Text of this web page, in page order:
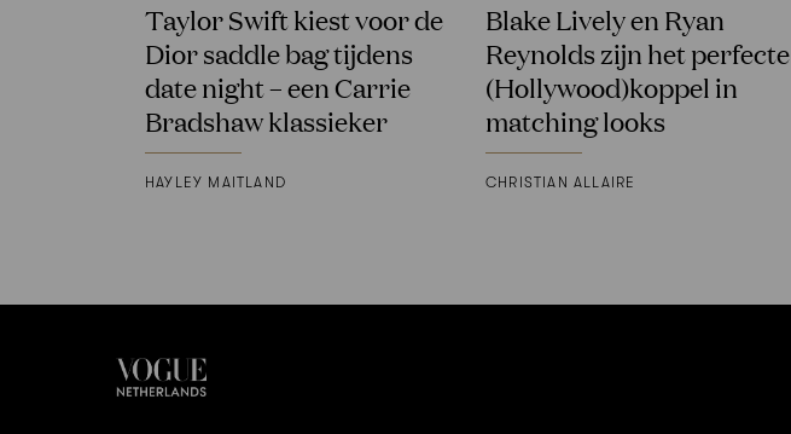
Taylor Swift kiest voor de
Dior saddle bag tijdens
date night – een Carrie
Bradshaw klassieker
HAYLEY MAITLAND
Blake Lively en Ryan
Reynolds zijn het perfecte
(Hollywood)koppel in
matching looks
CHRISTIAN ALLAIRE